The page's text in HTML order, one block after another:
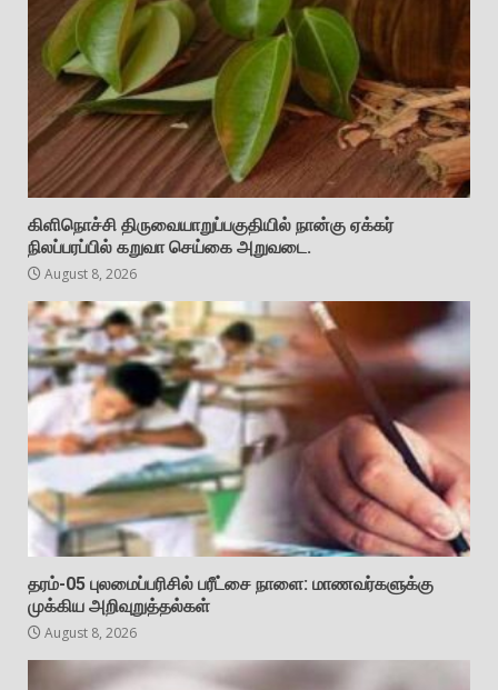
கிளிநொச்சி திருவையாறுப்பகுதியில் நான்கு ஏக்கர்
நிலப்பரப்பில் கறுவா செய்கை அறுவடை.
August 8, 2026
தரம்-05 புலமைப்பரிசில் பரீட்சை நாளை: மாணவர்களுக்கு
முக்கிய அறிவுறுத்தல்கள்
August 8, 2026